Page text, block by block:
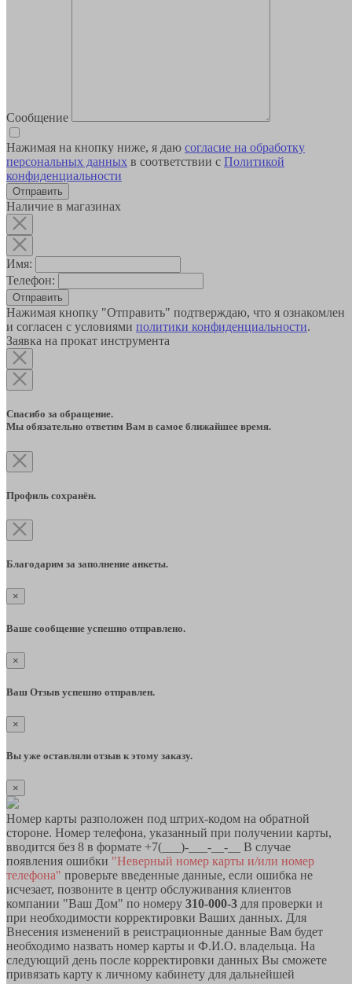
Сообщение
Нажимая на кнопку ниже, я даю согласие на обработку
персональных данных в соответствии с Политикой
конфиденциальности
Наличие в магазинах
Имя:
Телефон:
Отправить
Нажимая кнопку "Отправить" подтверждаю, что я ознакомлен
и согласен с условиями политики конфиденциальности.
Заявка на прокат инструмента
Спасибо за обращение.
Мы обязательно ответим Вам в самое ближайшее время.
Профиль сохранён.
Благодарим за заполнение анкеты.
×
Ваше сообщение успешно отправлено.
×
Ваш Отзыв успешно отправлен.
×
Вы уже оставляли отзыв к этому заказу.
×
Номер карты разположен под штрих-кодом на обратной
стороне. Номер телефона, указанный при получении карты,
вводится без 8 в формате +7(___)-___-__-__ В случае
появления ошибки "Неверный номер карты и/или номер
телефона" проверьте введенные данные, если ошибка не
исчезает, позвоните в центр обслуживания клиентов
компании "Ваш Дом" по номеру 310-000-3 для проверки и
при необходимости корректировки Ваших данных. Для
Внесения изменений в реистрационные данные Вам будет
необходимо назвать номер карты и Ф.И.О. владельца. На
следующий день после корректировки данных Вы сможете
привязать карту к личному кабинету для дальнейшей